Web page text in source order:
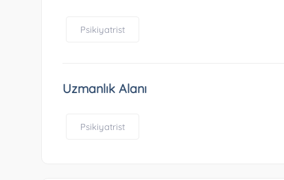
Psikiyatrist
Uzmanlık Alanı
Psikiyatrist